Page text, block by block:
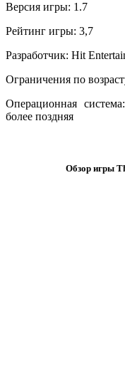
Версия игры: 1.7
Рейтинг игры: 3,7
Разработчик: Hit
Ограничения по
Операционная система:
более поздняя
Обзор игры